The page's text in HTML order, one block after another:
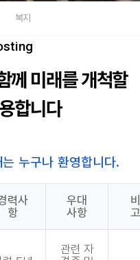
복지
께 미래를 개척할
합니다
누구나 환영합니다.
력사
항
우대
사항
비
고
관련 자